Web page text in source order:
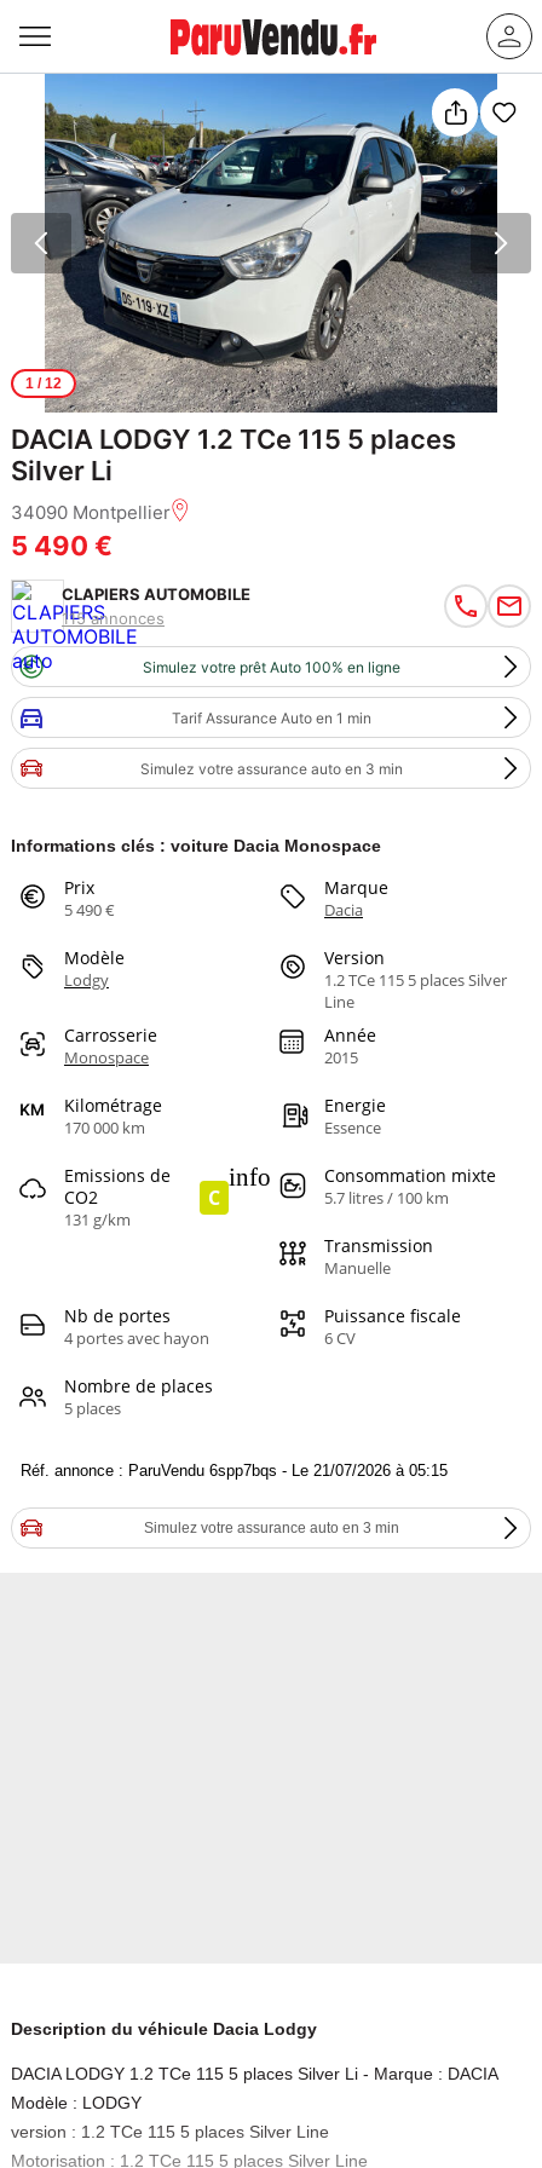
1/ 12
DACIA LODGY 1.2 TCe 115 5 places
Silver Li
34090 Montpellier
5 490 €
CLAPIERS AUTOMOBILE
115 annonces
Simulez votre prêt Auto 100% en ligne
Tarif Assurance Auto en 1 min
Simulez votre assurance auto en 3 min
Informations clés : voiture Dacia Monospace
Prix
5 490 €
Marque
Dacia
Modèle
Lodgy
Version
1.2 TCe 115 5 places Silver
Line
Carrosserie
Monospace
Année
2015
Kilométrage
170 000 km
Energie
Essence
Emissions de
CO2
131 g/km
C
info Consommation mixte
5.7 litres / 100 km
Transmission
Manuelle
Nb de portes
4 portes avec hayon
Puissance fiscale
6 CV
Nombre de places
5 places
Réf. annonce : ParuVendu 6spp7bqs - Le 21/07/2026 à 05:15
Simulez votre assurance auto en 3 min
Description du véhicule Dacia Lodgy
DACIA LODGY 1.2 TCe 115 5 places Silver Li - Marque : DACIA
Modèle : LODGY
version : 1.2 TCe 115 5 places Silver Line
Motorisation : 1.2 TCe 115 5 places Silver Line